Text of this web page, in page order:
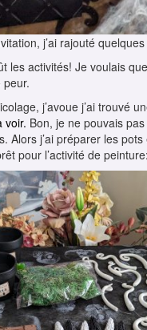
j’ai rajouté
les activités! Je voulais
j’avoue j’ai trouvé
voir. Bon, je ne pouvais
Alors j’ai préparer les
pour l’activité de peinture: